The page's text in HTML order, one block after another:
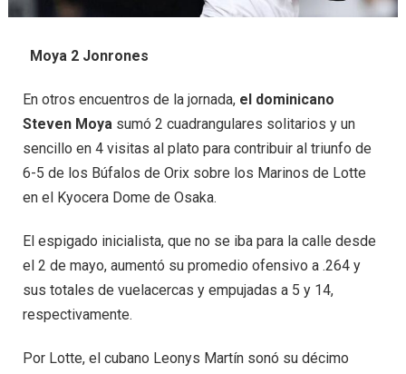
Moya 2 Jonrones
En otros encuentros de la jornada, el dominicano
Steven Moya sumó 2 cuadrangulares solitarios y un
sencillo en 4 visitas al plato para contribuir al triunfo de
6-5 de los Búfalos de Orix sobre los Marinos de Lotte
en el Kyocera Dome de Osaka.
El espigado inicialista, que no se iba para la calle desde
el 2 de mayo, aumentó su promedio ofensivo a .264 y
sus totales de vuelacercas y empujadas a 5 y 14,
respectivamente.
Por Lotte, el cubano Leonys Martín sonó su décimo